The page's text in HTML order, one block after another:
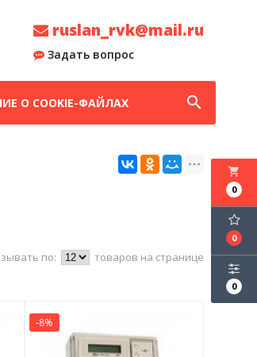
ruslan_rvk@mail.ru
Задать вопрос
О COOKIE-ФАЙЛАХ search
local_grocery_store
0
0
0
по: товаров на странице
-8%